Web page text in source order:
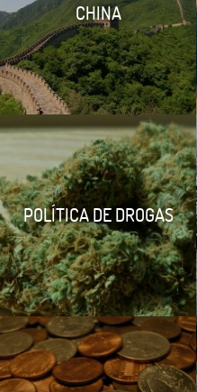
CHINA
POLÍTICA DE DROGAS